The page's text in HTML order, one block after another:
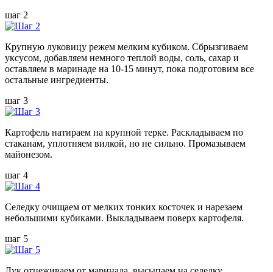
шаг 2
Крупную луковицу режем мелким кубиком. Сбрызгиваем
уксусом, добавляем немного теплой воды, соль, сахар и
оставляем в маринаде на 10-15 минут, пока подготовим все
остальные ингредиенты.
шаг 3
Картофель натираем на крупной терке. Раскладываем по
стаканам, уплотняем вилкой, но не сильно. Промазываем
майонезом.
шаг 4
Селедку очищаем от мелких тонких косточек и нарезаем
небольшими кубиками. Выкладываем поверх картофеля.
шаг 5